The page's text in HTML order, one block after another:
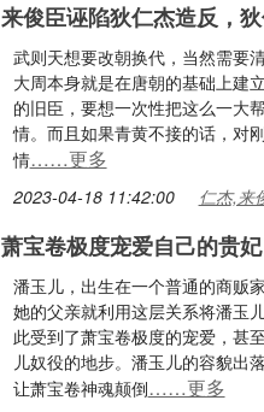
来俊臣诬陷狄仁杰造反，
武则天想要改朝换代，当然需要
大周本身就是在唐朝的基础上建
的旧臣，要想一次性把这么一大
情。而且如果青黄不接的话，对
情……更多
2023-04-18 11:42:00 仁杰,来
萧宝卷极度宠爱自己的贵
潘玉儿，出生在一个普通的商贩
她的父亲就利用这层关系将潘玉
此受到了萧宝卷极度的宠爱，甚
儿奴役的地步。潘玉儿的容貌出
让萧宝卷神魂颠倒……更多